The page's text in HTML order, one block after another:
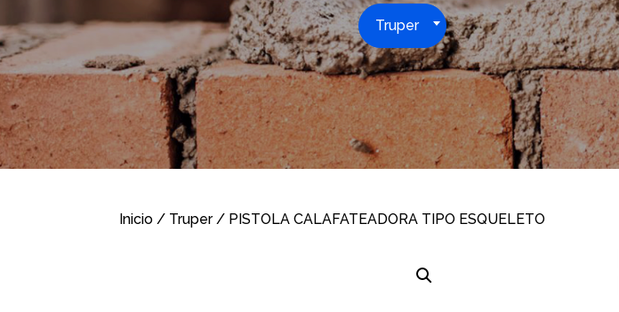
Truper
Inicio / Truper/ PISTOLA CALAFATEADORA TIPO ESQUELETO